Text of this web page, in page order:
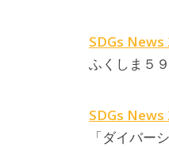
SDGs News
ふくしま５
SDGs News
「ダイバー